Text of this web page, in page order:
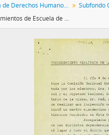
Fondo Secretaría de Derechos Humanos de la Nación
Actas de procedimientos de Escuela de Mecánica de la Armada